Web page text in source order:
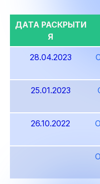
ДАТА РАСКРЫТИ
Я
28.04.2023
25.01.2023
26.10.2022